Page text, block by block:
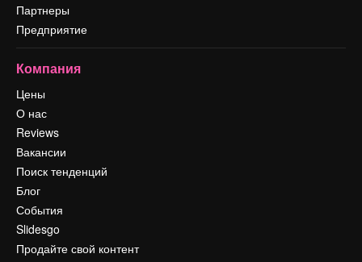
Партнеры
Предприятие
Компания
Цены
О нас
Reviews
Вакансии
Поиск тенденций
Блог
События
Slidesgo
Продайте свой контент